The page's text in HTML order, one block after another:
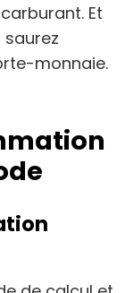
Et
monnaie.